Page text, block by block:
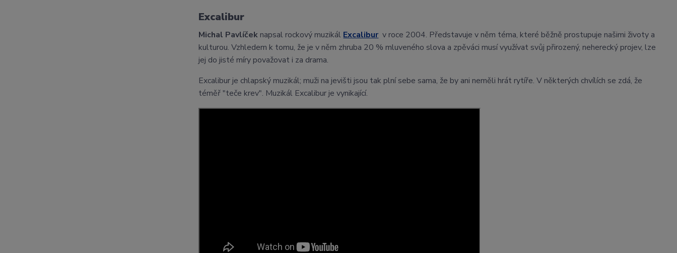
Excalibur
Michal Pavlíček napsal rockový muzikál Excalibur v roce 2004. Představuje v něm téma, které běžně prostupuje našimi životy a
kulturou. Vzhledem k tomu, že je v něm zhruba 20 % mluveného slova a zpěváci musí využívat svůj přirozený, neherecký projev, lze
jej do jisté míry považovat i za drama.
Excalibur je chlapský muzikál; muži na jevišti jsou tak plní sebe sama, že by ani neměli hrát rytíře. V některých chvílích se zdá, že
téměř "teče krev". Muzikál Excalibur je vynikající.